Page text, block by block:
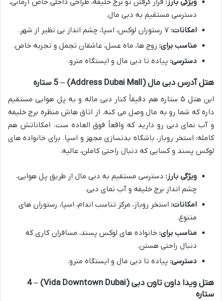
دسترسی مستقیم به دبی مال.
امکانات:
مناسب برای: زوج ها، ماه عسل، عاشقان تجمل و تجربه خاص.
دسترسی: پیاده تا دبی مال و ایستگاه مترو.
هتل آدرس دبی مال (Address Dubai Mall) – 5 ستاره
این هتل ۵ ستاره هم دقیقاً کنار دبی ماله و یه پل هوایی مستقیم
داره که شما رو به مال وصل می کنه. از اتاق هاش منظره برج خلیفه
و آب نمای دبی رو دارید که واقعاً فوق العاده ست. امکاناتش هم
کامله: استخر روباز، باشگاه بدنسازی مجهز و اسپا. برای خانواده های
لوکس پسند و کسایی که دنبال راحتی کاملن، عالیه.
ویژگی بارز: دسترسی مستقیم به دبی مال از طریق پل هوایی،
چشم انداز برج خلیفه و آب نمای دبی.
امکانات: استخر روباز، مرکز تناسب اندام، اسپا، رستوران های
متنوع.
مناسب برای: خانواده های لوکس پسند، مسافران کاری که
دنبال راحتی هستن.
دسترسی: پیاده تا دبی مال و ایستگاه مترو.
هتل ویدا داون تاون دبی (Vida Downtown Dubai) – 4
ستاره